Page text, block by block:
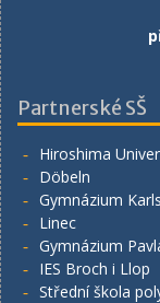
Partnerské SŠ
Hiroshima
Döbeln
Gymnázium
Linec
Gymnázium
IES Broch i Llop
Střední škola